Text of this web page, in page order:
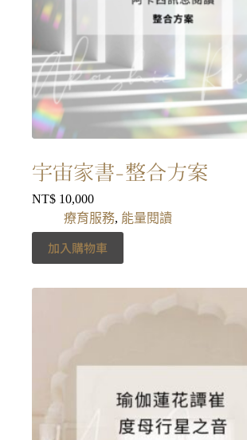
宇宙家書-整合方案
NT$ 10,000
療育服務, 能量閱讀
加入購物車